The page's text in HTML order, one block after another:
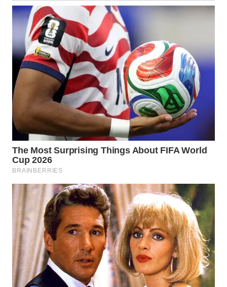
WN
DANAU
TOBA
WN
NIAS
LANGKAT
WN
TAPANULI
SELATAN
TANJUNG
LESUNG
WN
KARO
WN
SIMALUNGUN